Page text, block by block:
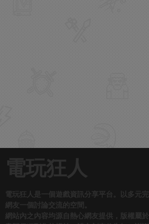
電玩狂人
電玩狂人是一個遊戲資訊分享平台。以多元
網友一個討論交流的空間。
網站內之內容均源自熱心網友提供，版權屬